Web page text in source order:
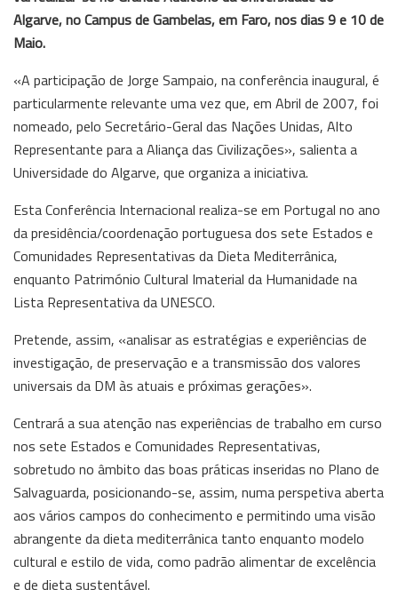
Algarve, no Campus de Gambelas, em Faro, nos dias 9 e 10 de
Maio.
«A participação de Jorge Sampaio, na conferência inaugural, é
particularmente relevante uma vez que, em Abril de 2007, foi
nomeado, pelo Secretário-Geral das Nações Unidas, Alto
Representante para a Aliança das Civilizações», salienta a
Universidade do Algarve, que organiza a iniciativa.
Esta Conferência Internacional realiza-se em Portugal no ano
da presidência/coordenação portuguesa dos sete Estados e
Comunidades Representativas da Dieta Mediterrânica,
enquanto Património Cultural Imaterial da Humanidade na
Lista Representativa da UNESCO.
Pretende, assim, «analisar as estratégias e experiências de
investigação, de preservação e a transmissão dos valores
universais da DM às atuais e próximas gerações».
Centrará a sua atenção nas experiências de trabalho em curso
nos sete Estados e Comunidades Representativas,
sobretudo no âmbito das boas práticas inseridas no Plano de
Salvaguarda, posicionando-se, assim, numa perspetiva aberta
aos vários campos do conhecimento e permitindo uma visão
abrangente da dieta mediterrânica tanto enquanto modelo
cultural e estilo de vida, como padrão alimentar de excelência
e de dieta sustentável.